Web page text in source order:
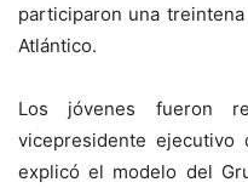
participaron una
Atlántico.
Los jóvenes fueron
vicepresidente ejecutivo
explicó el modelo del